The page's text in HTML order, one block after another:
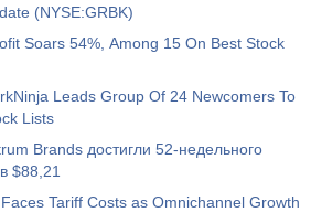
(NYSE:GRBK)
Soars 54%, Among 15 On Best Stock
Leads Group Of 24 Newcomers To
Lists
Brands достигли 52-недельного
$88,21
Tariff Costs as Omnichannel Growth